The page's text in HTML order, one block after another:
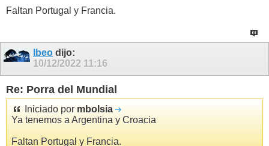
Faltan Portugal y Francia.
lbeo dijo:
10/12/2022 11:16
Re: Porra del Mundial
Iniciado por mbolsia
Ya tenemos a Argentina y Croacia
Faltan Portugal y Francia.